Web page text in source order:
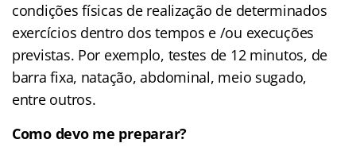
condições físicas de realização de determinados
exercícios dentro dos tempos e /ou execuções
previstas. Por exemplo, testes de 12 minutos, de
barra fixa, natação, abdominal, meio sugado,
entre outros.
Como devo me preparar?